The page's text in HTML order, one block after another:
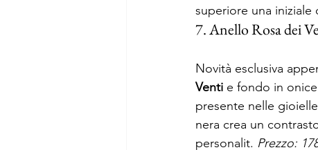
superiore una
7. Anello Rosa dei
Novità esclusiva
Venti e fondo in
presente nelle
nera crea un
personalit. Prezzo: